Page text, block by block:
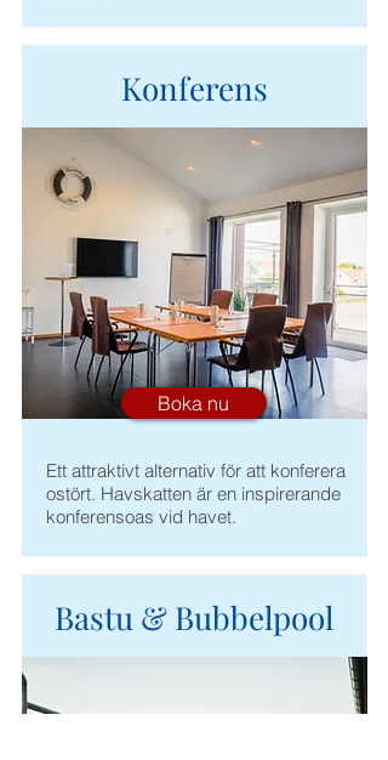
Konferens
Boka nu
Ett attraktivt alternativ för att konferera
ostört. Havskatten är en inspirerande
konferensoas vid havet.
Bastu & Bubbelpool